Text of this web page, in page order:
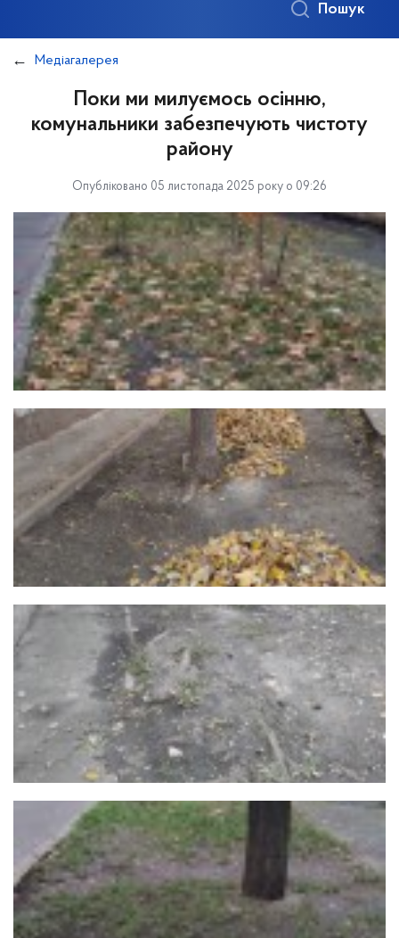
Пошук
Медіагалерея
Поки ми милуємось осінню,
комунальники забезпечують чистоту
району
Опубліковано 05 листопада 2025 року о 09:26